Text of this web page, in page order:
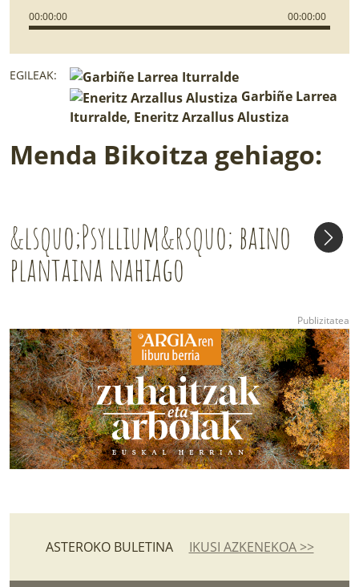
00:00:00 00:00:00
EGILEAK:
Garbiñe Larrea
Iturralde, Eneritz Arzallus Alustiza
Menda Bikoitza gehiago:
&lsquo;Psyllium&rsquo; baino
plantaina nahiago
ASTEROKO BULETINA IKUSI AZKENEKOA >>